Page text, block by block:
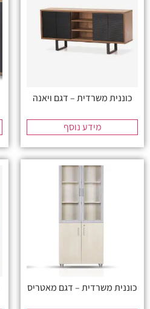
כוננית משרדית – דגם ויאנה
מידע נוסף
כוננית משרדית – דגם מאטריס